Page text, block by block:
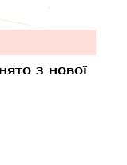
з нової